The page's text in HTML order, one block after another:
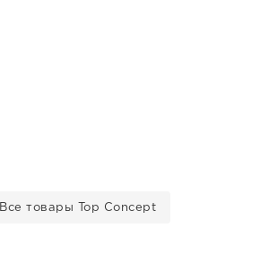
Все товары Top Concept